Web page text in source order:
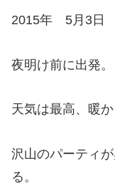
2015年 5月3日
夜明け前に出発。
天気は最高、暖か
沢山のパーティ
る。